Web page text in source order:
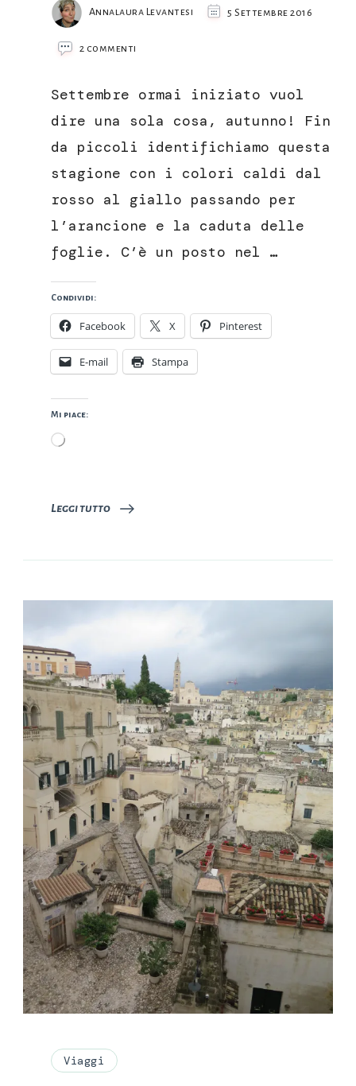
Annalaura Levantesi 5 Settembre 2016
2 commenti
e
dell’autunno
Settembre ormai iniziato vuol
dire una sola cosa, autunno! Fin
da piccoli identifichiamo questa
stagione con i colori caldi dal
rosso al giallo passando per
l’arancione e la caduta delle
foglie. C’è un posto nel …
Condividi:
Facebook X Pinterest
E-mail Stampa
Mi piace:
Caricamento
Leggi tutto
Viaggi